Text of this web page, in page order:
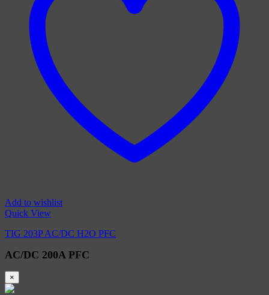
Add to wishlist
Quick View
TIG 203P AC/DC H2O PFC
AC/DC 200A PFC
×